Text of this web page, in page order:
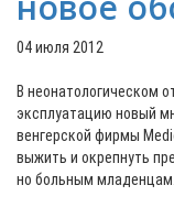
04 июля 2012
В неонатологическом
эксплуатацию новый
венгерской фирмы
выжить и окрепнуть
но больным младенцам.